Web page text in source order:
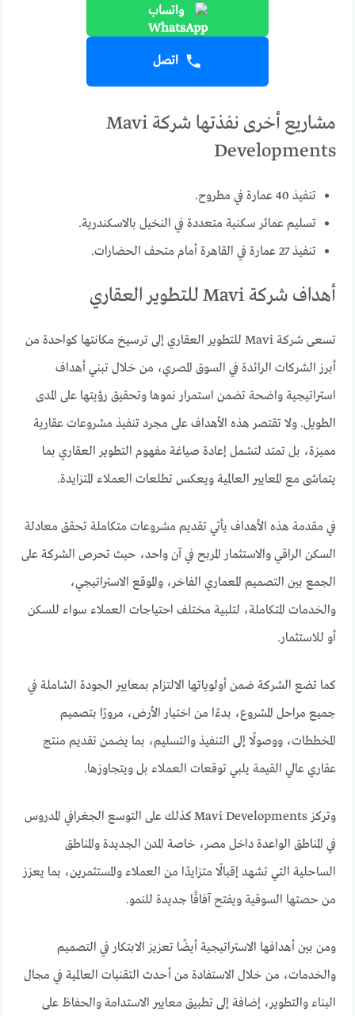
واتساب
اتصل
مشاريع أخرى نفذتها شركة Mavi
Developments
تنفيذ 40 عمارة في مطروح.
تسليم عمائر سكنية متعددة في النخيل بالاسكندرية.
تنفيذ 27 عمارة في القاهرة أمام متحف الحضارات.
أهداف شركة Mavi للتطوير العقاري
تسعى شركة Mavi للتطوير العقاري إلى ترسيخ مكانتها كواحدة من
أبرز الشركات الرائدة في السوق المصري، من خلال تبني أهداف
استراتيجية واضحة تضمن استمرار نموها وتحقيق رؤيتها على المدى
الطويل. ولا تقتصر هذه الأهداف على مجرد تنفيذ مشروعات عقارية
مميزة، بل تمتد لتشمل إعادة صياغة مفهوم التطوير العقاري بما
يتماشى مع المعايير العالمية ويعكس تطلعات العملاء المتزايدة.
في مقدمة هذه الأهداف يأتي تقديم مشروعات متكاملة تحقق معادلة
السكن الراقي والاستثمار المربح في آن واحد، حيث تحرص الشركة على
الجمع بين التصميم المعماري الفاخر، والموقع الاستراتيجي،
والخدمات المتكاملة، لتلبية مختلف احتياجات العملاء سواء للسكن
أو للاستثمار.
كما تضع الشركة ضمن أولوياتها الالتزام بمعايير الجودة الشاملة في
جميع مراحل المشروع، بدءًا من اختيار الأرض، مرورًا بتصميم
المخططات، ووصولًا إلى التنفيذ والتسليم، بما يضمن تقديم منتج
عقاري عالي القيمة يلبي توقعات العملاء بل ويتجاوزها.
وتركز Mavi Developments كذلك على التوسع الجغرافي المدروس
في المناطق الواعدة داخل مصر، خاصة المدن الجديدة والمناطق
الساحلية التي تشهد إقبالًا متزايدًا من العملاء والمستثمرين، بما يعزز
من حصتها السوقية ويفتح آفاقًا جديدة للنمو.
ومن بين أهدافها الاستراتيجية أيضًا تعزيز الابتكار في التصميم
والخدمات، من خلال الاستفادة من أحدث التقنيات العالمية في مجال
البناء والتطوير، إضافة إلى تطبيق معايير الاستدامة والحفاظ على